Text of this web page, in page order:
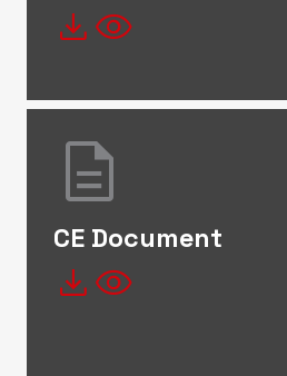
file_downloadvisibility
description
CE Document
file_downloadvisibility